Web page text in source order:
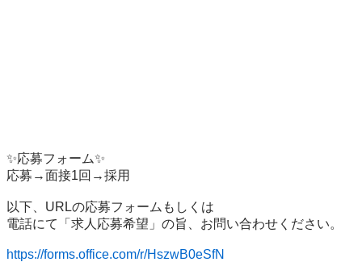
✨応募フォーム✨
応募→面接1回→採用
以下、URLの応募フォームもしくは
電話にて「求人応募希望」の旨、お問い合わせください。
https://forms.office.com/r/HszwB0eSfN